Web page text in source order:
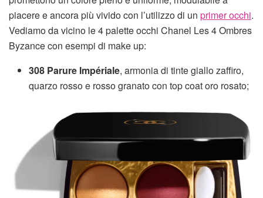
piacere e ancora più vivido con l’utilizzo di un primer occhi.
Vediamo da vicino le 4 palette occhi Chanel Les 4 Ombres
Byzance con esempi di make up:
308 Parure Impériale, armonia di tinte giallo zaffiro,
quarzo rosso e rosso granato con top coat oro rosato;